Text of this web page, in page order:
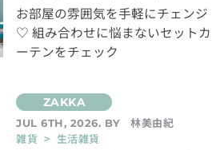
お部屋の雰囲気を手軽にチェンジ
♡ 組み合わせに悩まないセットカ
ーテンをチェック
JUL 6TH, 2026. BY
林美由紀
雑貨 > 生活雑貨